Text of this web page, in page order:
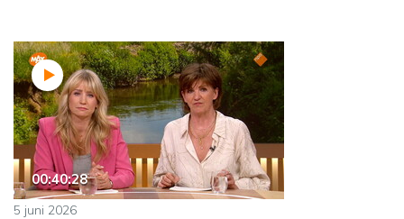
00:40:28
5 juni 2026